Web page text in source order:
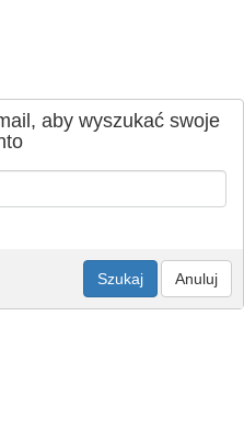
aby wyszukać swoje
Szukaj Anuluj